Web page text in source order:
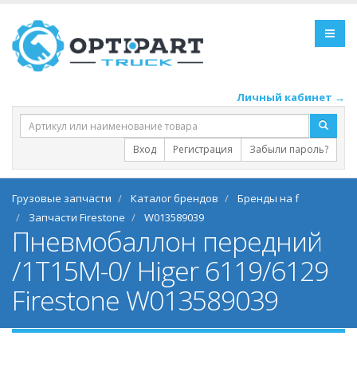
Личный кабинет →
Вход Регистрация Забыли пароль?
Грузовые запчасти Каталог брендов
Бренды на f
Запчасти Firestone
W013589039
Пневмобаллон передний
/1T15M-0/ Higer 6119/6129
Firestone W013589039